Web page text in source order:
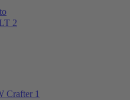
2
Crafter 1